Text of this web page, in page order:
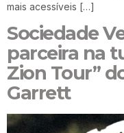
mais acessíveis […]
Sociedade
parceira na
Zion Tour”
Garrett